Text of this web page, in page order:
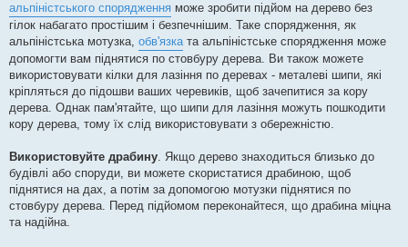
альпіністського спорядження може зробити підйом на дерево без
гілок набагато простішим і безпечнішим. Таке спорядження, як
альпіністська мотузка, обв'язката альпіністське спорядження може
допомогти вам піднятися по стовбуру дерева. Ви також можете
використовувати кілки для лазіння по деревах - металеві шипи, які
кріпляться до підошви ваших черевиків, щоб зачепитися за кору
дерева. Однак пам'ятайте, що шипи для лазіння можуть пошкодити
кору дерева, тому їх слід використовувати з обережністю.
Використовуйте драбину. Якщо дерево знаходиться близько до
будівлі або споруди, ви можете скористатися драбиною, щоб
піднятися на дах, а потім за допомогою мотузки піднятися по
стовбуру дерева. Перед підйомом переконайтеся, що драбина міцна
та надійна.